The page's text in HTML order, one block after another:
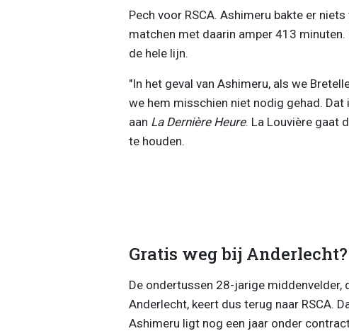
Pech voor RSCA. Ashimeru bakte er
matchen met daarin amper 413
de hele lijn.
"In het geval van Ashimeru, als we
we hem misschien niet nodig gehad.
aan La Dernière Heure. La Louvière gaat
te houden.
Gratis weg bij Anderlecht?
De ondertussen 28-jarige
Anderlecht, keert dus terug naar RSCA.
Ashimeru ligt nog een jaar onder